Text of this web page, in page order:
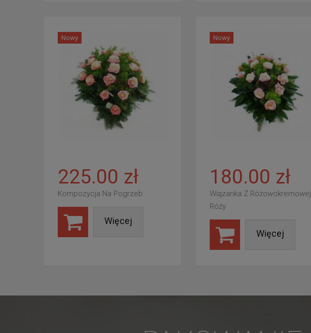
Nowy
225.00 zł
Kompozycja Na Pogrzeb
Więcej
Nowy
180.00 zł
Wiązanka Z Różowokremowej
Róży
Więcej